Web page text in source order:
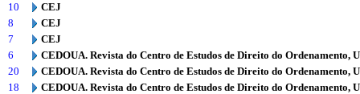
10
CEJ
8
CEJ
7
CEJ
6
CEDOUA. Revista do Centro de Estudos de Direito do Ordenamento,
20
CEDOUA. Revista do Centro de Estudos de Direito do Ordenamento,
18
CEDOUA. Revista do Centro de Estudos de Direito do Ordenamento,